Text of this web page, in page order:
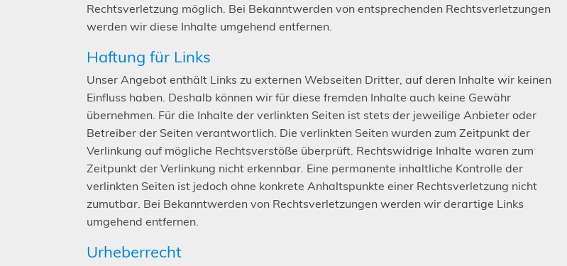
Rechtsverletzung möglich. Bei Bekanntwerden von entsprechenden Rechtsverletzungen
werden wir diese Inhalte umgehend entfernen.
Haftung für Links
Unser Angebot enthält Links zu externen Webseiten Dritter, auf deren Inhalte wir keinen
Einfluss haben. Deshalb können wir für diese fremden Inhalte auch keine Gewähr
übernehmen. Für die Inhalte der verlinkten Seiten ist stets der jeweilige Anbieter oder
Betreiber der Seiten verantwortlich. Die verlinkten Seiten wurden zum Zeitpunkt der
Verlinkung auf mögliche Rechtsverstöße überprüft. Rechtswidrige Inhalte waren zum
Zeitpunkt der Verlinkung nicht erkennbar. Eine permanente inhaltliche Kontrolle der
verlinkten Seiten ist jedoch ohne konkrete Anhaltspunkte einer Rechtsverletzung nicht
zumutbar. Bei Bekanntwerden von Rechtsverletzungen werden wir derartige Links
umgehend entfernen.
Urheberrecht